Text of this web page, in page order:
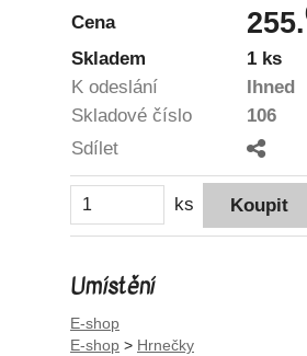
Cena 255.
Skladem
1 ks
K odeslání
Ihned
Skladové číslo
106
Sdílet
ks
Umístění
E-shop
E-shop > Hrnečky